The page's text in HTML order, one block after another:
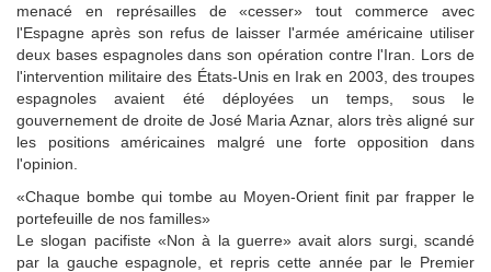
menacé en représailles de «cesser» tout commerce avec
l'Espagne après son refus de laisser l'armée américaine utiliser
deux bases espagnoles dans son opération contre l'Iran. Lors de
l'intervention militaire des États-Unis en Irak en 2003, des troupes
espagnoles avaient été déployées un temps, sous le
gouvernement de droite de José Maria Aznar, alors très aligné sur
les positions américaines malgré une forte opposition dans
l'opinion.
«Chaque bombe qui tombe au Moyen-Orient finit par frapper le
portefeuille de nos familles»
Le slogan pacifiste «Non à la guerre» avait alors surgi, scandé
par la gauche espagnole, et repris cette année par le Premier